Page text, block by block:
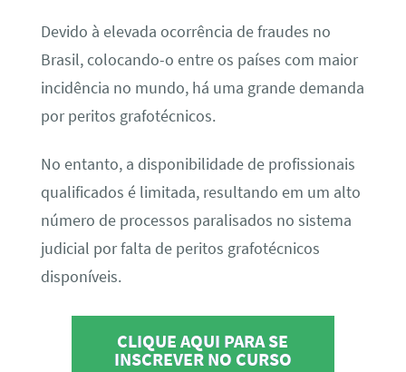
Devido à elevada ocorrência de fraudes no
Brasil, colocando-o entre os países com maior
incidência no mundo, há uma grande demanda
por peritos grafotécnicos.
No entanto, a disponibilidade de profissionais
qualificados é limitada, resultando em um alto
número de processos paralisados no sistema
judicial por falta de peritos grafotécnicos
disponíveis.
CLIQUE AQUI PARA SE
INSCREVER NO CURSO